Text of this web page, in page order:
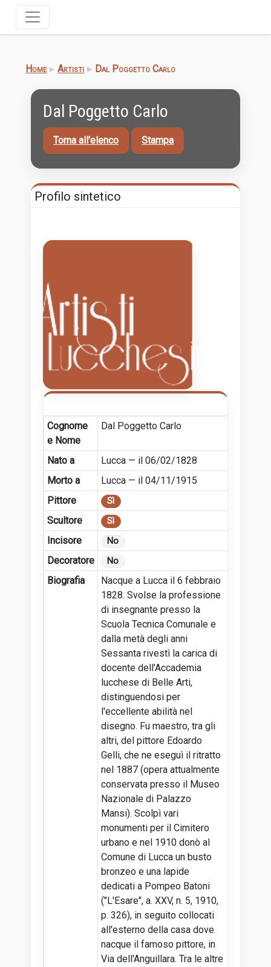
Home Artisti Dal Poggetto Carlo
Dal Poggetto Carlo
Torna all'elenco Stampa
Profilo sintetico
Cognome
e Nome
Dal Poggetto Carlo
Nato a
Lucca — il 06/02/1828
Morto a
Lucca — il 04/11/1915
Pittore
Sì
Scultore Sì
Incisore No
Decoratore No
Biografia
Nacque a Lucca il 6 febbraio
1828. Svolse la professione
di insegnante presso la
Scuola Tecnica Comunale e
dalla metà degli anni
Sessanta rivestì la carica di
docente dell'Accademia
lucchese di Belle Arti,
distinguendosi per
l'eccellente abilità nel
disegno. Fu maestro, tra gli
altri, del pittore Edoardo
Gelli, che ne eseguì il ritratto
nel 1887 (opera attualmente
conservata presso il Museo
Nazionale di Palazzo
Mansi). Scolpì vari
monumenti per il Cimitero
urbano e nel 1910 donò al
Comune di Lucca un busto
bronzeo e una lapide
dedicati a Pompeo Batoni
("L'Esare", a. XXV, n. 5, 1910,
p. 326), in seguito collocati
all'esterno della casa dove
nacque il famoso pittore, in
Via dell'Anguillara. Tra le altre